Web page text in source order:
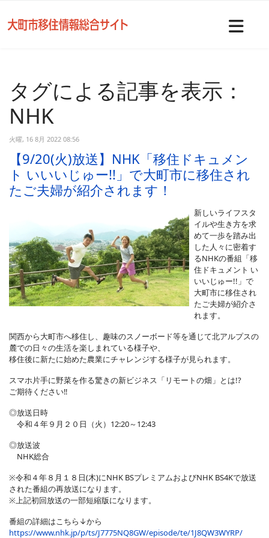
タグによる記事を表示：
NHK
火曜, 16 8月 2022 08:56
【9/20(火)放送】NHK「移住ドキュメン
ト いいいじゅー!!」で大町市に移住され
たご夫婦が紹介されます！
新しいライフスタ
イルや生き方を求
めて一歩を踏み出
した人々に密着す
るNHKの番組「移
住ドキュメント い
いいじゅー!!」で
大町市に移住され
たご夫婦が紹介さ
れます。
関西から大町市へ移住し、趣味のスノーボード等を通じて北アルプスの
麓での日々の生活を楽しまれている様子や、
移住後に新たに始めた農業にチャレンジする様子が見られます。
スマホ片手に野菜を作る驚きの新ビジネス「リモートの畑」とは!?
ご期待ください‼
◎放送日時
令和４年９月２０日（火）12:20～12:43
◎放送波
NHK総合
※令和４年８月１８日(木)にNHK BSプレミアムおよびNHK BS4Kで放送
された番組の再放送になります。
※上記初回放送の一部短縮版になります。
番組の詳細はこちら↓から
https://www.nhk.jp/p/ts/J7775NQ8GW/episode/te/1J8QW3WYRP/